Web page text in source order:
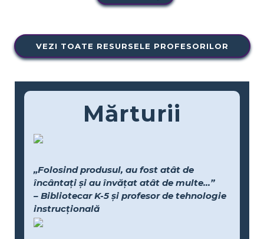
VEZI TOATE RESURSELE PROFESORILOR
Mărturii
„Folosind produsul, au fost atât de
încântați și au învățat atât de multe...”
– Bibliotecar K-5 și profesor de tehnologie
instrucțională